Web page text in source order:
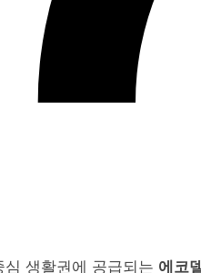
생활권에 공급되는 에코